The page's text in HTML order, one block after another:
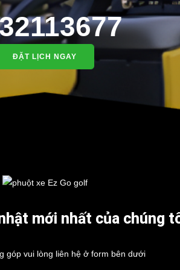
ĐẶT LỊCH NGAY
mới nhất của chúng
góp vui lòng liên hệ ở form bên dưới